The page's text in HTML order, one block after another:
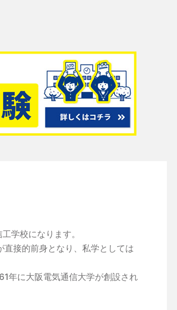
学校になります。
接的前身となり、私学としては
年に大阪電気通信大学が創設され